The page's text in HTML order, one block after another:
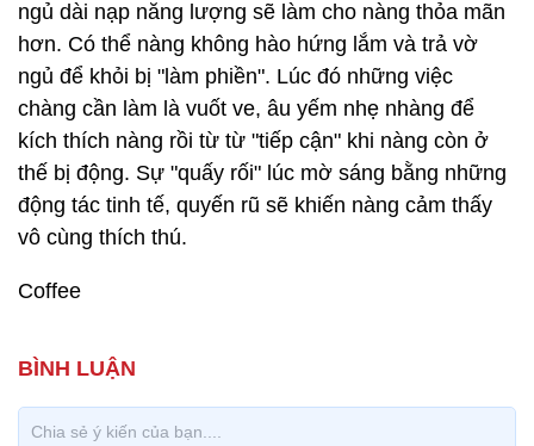
ngủ dài nạp năng lượng sẽ làm cho nàng thỏa mãn
hơn. Có thể nàng không hào hứng lắm và trả vờ
ngủ để khỏi bị "làm phiền". Lúc đó những việc
chàng cần làm là vuốt ve, âu yếm nhẹ nhàng để
kích thích nàng rồi từ từ "tiếp cận" khi nàng còn ở
thế bị động. Sự "quấy rối" lúc mờ sáng bằng những
động tác tinh tế, quyến rũ sẽ khiến nàng cảm thấy
vô cùng thích thú.
Coffee